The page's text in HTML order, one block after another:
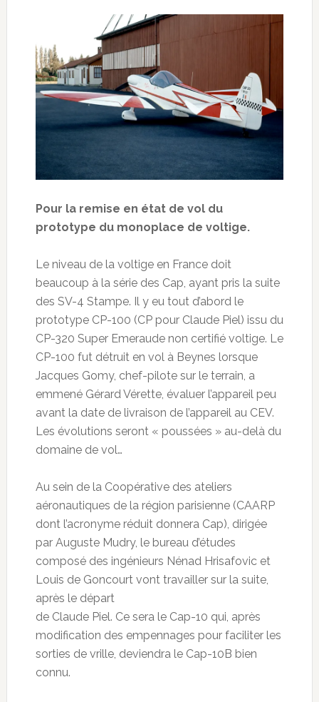
Pour la remise en état de vol du
prototype du monoplace de voltige.
Le niveau de la voltige en France doit
beaucoup à la série des Cap, ayant pris la suite
des SV-4 Stampe. Il y eu tout d’abord le
prototype CP-100 (CP pour Claude Piel) issu du
CP-320 Super Emeraude non certifié voltige. Le
CP-100 fut détruit en vol à Beynes lorsque
Jacques Gomy, chef-pilote sur le terrain, a
emmené Gérard Vérette, évaluer l’appareil peu
avant la date de livraison de l’appareil au CEV.
Les évolutions seront « poussées » au-delà du
domaine de vol…
Au sein de la Coopérative des ateliers
aéronautiques de la région parisienne (CAARP
dont l’acronyme réduit donnera Cap), dirigée
par Auguste Mudry, le bureau d’études
composé des ingénieurs Nénad Hrisafovic et
Louis de Goncourt vont travailler sur la suite,
après le départ
de Claude Piel. Ce sera le Cap-10 qui, après
modification des empennages pour faciliter les
sorties de vrille, deviendra le Cap-10B bien
connu.